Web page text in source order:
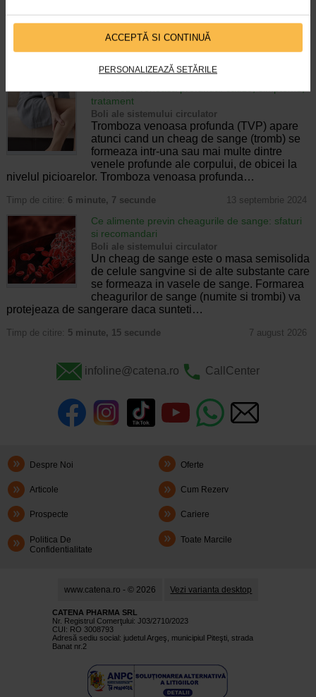
ACCEPTĂ SI CONTINUĂ
PERSONALIZEAZĂ SETĂRILE
parte a unui sistem imunitar sanatos, prin
oprirea sangerarii (hemostaza), care
implica formarea unui cheag de sange…
6 minute, 19 secunde
tratament
Boli ale sistemului circulator
Tromboza venoasa profunda (TVP) apare
atunci cand un cheag de sange (tromb) se
formeaza intr-una sau mai multe dintre
venele profunde ale corpului, de obicei la
nivelul picioarelor. Tromboza venoasa profunda…
Timp de citire: 6 minute, 7 secunde 13 septembrie 2024
Ce alimente previn cheagurile de sange: sfaturi
si recomandari
Boli ale sistemului circulator
Un cheag de sange este o masa semisolida
de celule sangvine si de alte substante care
se formeaza in vasele de sange. Formarea
cheagurilor de sange (numite si trombi) va
protejeaza de sangerare daca sunteti…
Timp de citire: 5 minute, 15 secunde 7 august 2026
infoline@catena.ro CallCenter
Despre Noi Oferte
Articole Cum Rezerv
Prospecte Cariere
Politica De
Confidentialitate
Toate Marcile
www.catena.ro - © 2026 Vezi varianta desktop
CATENA PHARMA SRL
Nr. Registrul Comerţului: J03/2710/2023
CUI: RO 3008793
Adresă sediu social: judetul Argeş, municipiul Piteşti, strada
Banat nr.2